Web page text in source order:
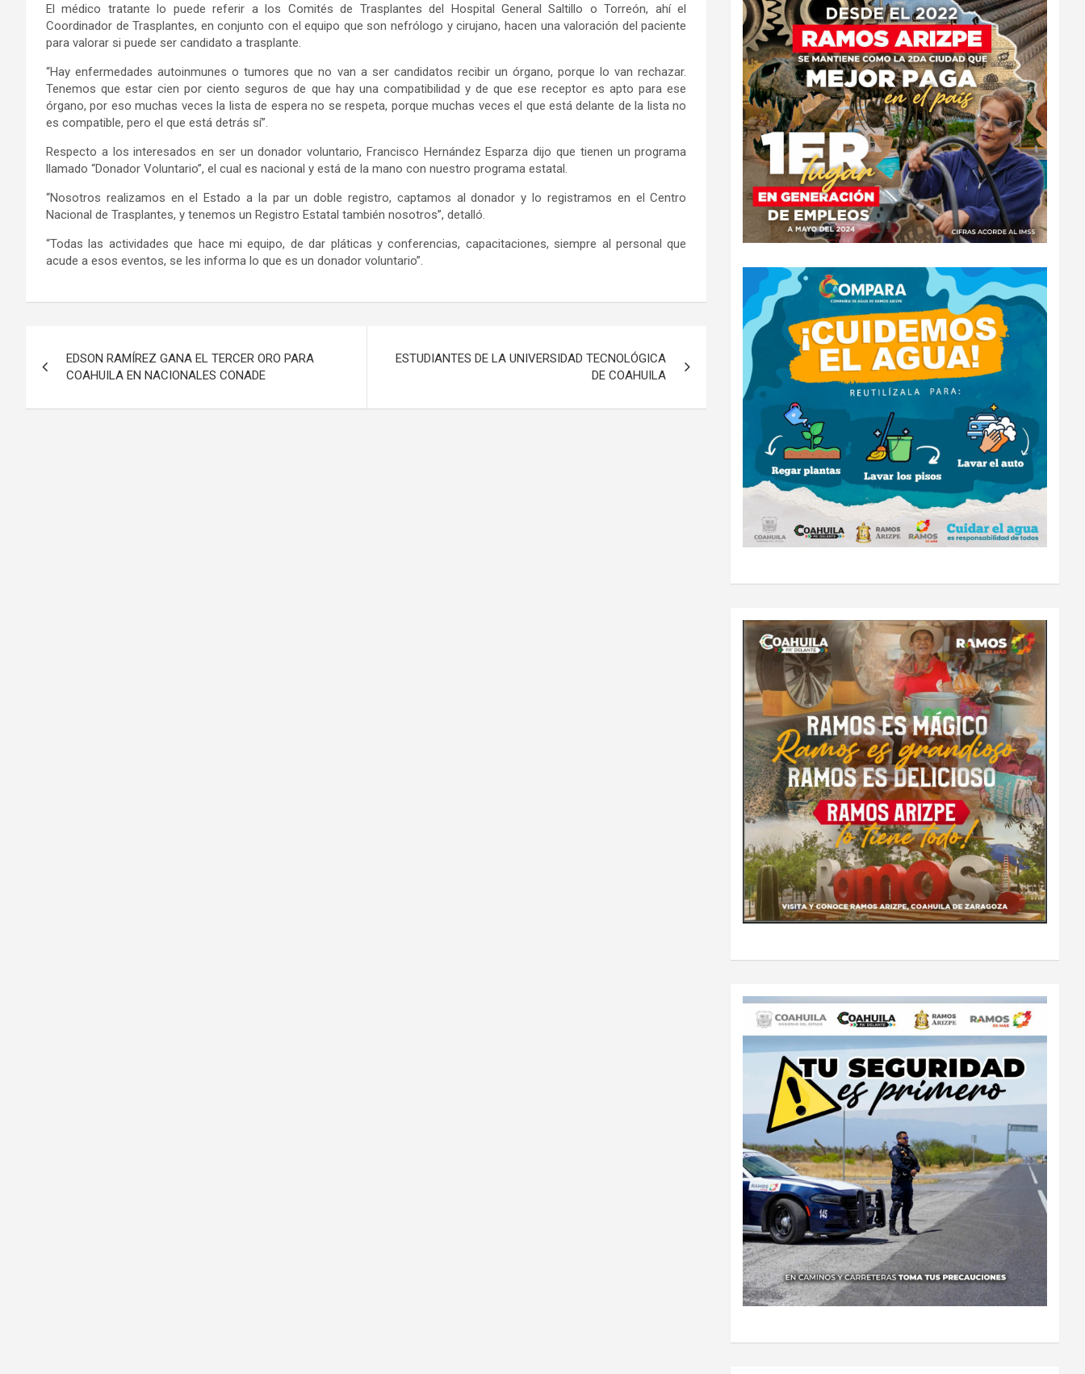
El médico tratante lo puede referir a los Comités de Trasplantes del Hospital General Saltillo o Torreón, ahí el
Coordinador de Trasplantes, en conjunto con el equipo que son nefrólogo y cirujano, hacen una valoración del paciente
para valorar si puede ser candidato a trasplante.
“Hay enfermedades autoinmunes o tumores que no van a ser candidatos recibir un órgano, porque lo van rechazar.
Tenemos que estar cien por ciento seguros de que hay una compatibilidad y de que ese receptor es apto para ese
órgano, por eso muchas veces la lista de espera no se respeta, porque muchas veces el que está delante de la lista no
es compatible, pero el que está detrás sí”.
Respecto a los interesados en ser un donador voluntario, Francisco Hernández Esparza dijo que tienen un programa
llamado “Donador Voluntario”, el cual es nacional y está de la mano con nuestro programa estatal.
“Nosotros realizamos en el Estado a la par un doble registro, captamos al donador y lo registramos en el Centro
Nacional de Trasplantes, y tenemos un Registro Estatal también nosotros”, detalló.
“Todas las actividades que hace mi equipo, de dar pláticas y conferencias, capacitaciones, siempre al personal que
acude a esos eventos, se les informa lo que es un donador voluntario”.
de
entradas
EDSON RAMÍREZ GANA EL TERCER ORO PARA
COAHUILA EN NACIONALES CONADE
ESTUDIANTES DE LA UNIVERSIDAD TECNOLÓGICA
DE COAHUILA